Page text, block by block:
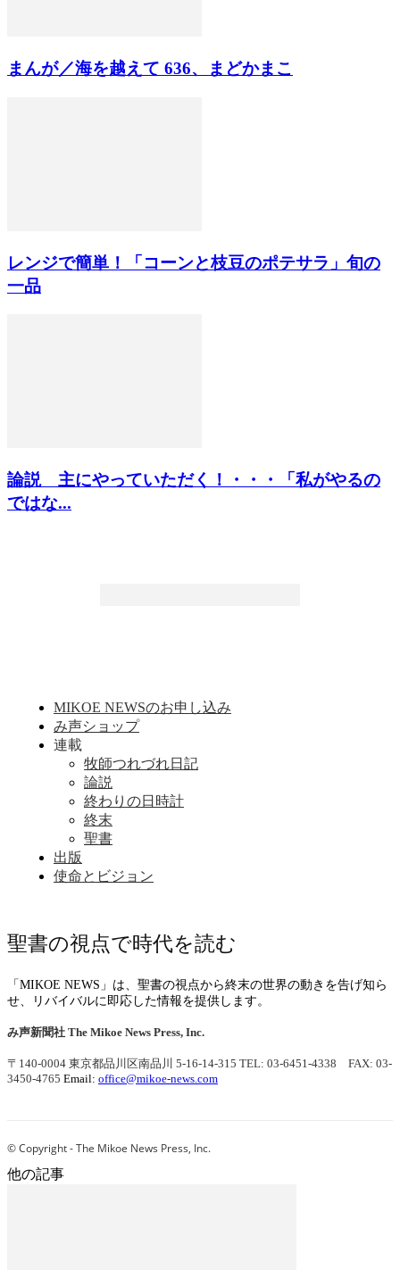
まんが／海を越えて 636、まどかまこ
レンジで簡単！「コーンと枝豆のポテサラ」旬の
一品
論説 主にやっていただく！・・・「私がやるの
ではな...
MIKOE NEWSのお申し込み
み声ショップ
連載
牧師つれづれ日記
論説
終わりの日時計
終末
聖書
出版
使命とビジョン
聖書の視点で時代を読む
「MIKOE NEWS」は、聖書の視点から終末の世界の動きを告げ知ら
せ、リバイバルに即応した情報を提供します。
み声新聞社 The Mikoe News Press, Inc.
〒140-0004 東京都品川区南品川 5-16-14-315 TEL: 03-6451-4338 FAX: 03-
3450-4765 Email: office@mikoe-news.com
© Copyright - The Mikoe News Press, Inc.
他の記事